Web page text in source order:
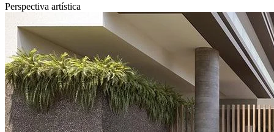
Perspectiva artística